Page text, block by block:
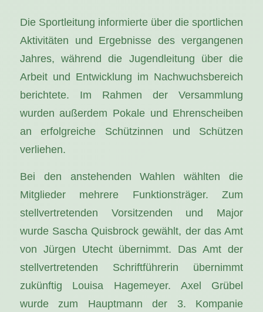
Die Sportleitung informierte über die sportlichen
Aktivitäten und Ergebnisse des vergangenen
Jahres, während die Jugendleitung über die
Arbeit und Entwicklung im Nachwuchsbereich
berichtete. Im Rahmen der Versammlung
wurden außerdem Pokale und Ehrenscheiben
an erfolgreiche Schützinnen und Schützen
verliehen.
Bei den anstehenden Wahlen wählten die
Mitglieder mehrere Funktionsträger. Zum
stellvertretenden Vorsitzenden und Major
wurde Sascha Quisbrock gewählt, der das Amt
von Jürgen Utecht übernimmt. Das Amt der
stellvertretenden Schriftführerin übernimmt
zukünftig Louisa Hagemeyer. Axel Grübel
wurde zum Hauptmann der 3. Kompanie